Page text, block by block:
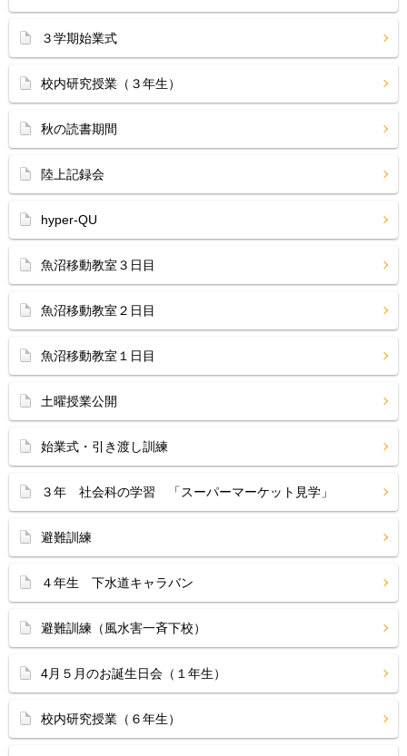
３学期始業式
校内研究授業（３年生）
秋の読書期間
陸上記録会
hyper-QU
魚沼移動教室３日目
魚沼移動教室２日目
魚沼移動教室１日目
土曜授業公開
始業式・引き渡し訓練
３年 社会科の学習 「スーパーマーケット見学」
避難訓練
４年生 下水道キャラバン
避難訓練（風水害一斉下校）
4月５月のお誕生日会（１年生）
校内研究授業（６年生）